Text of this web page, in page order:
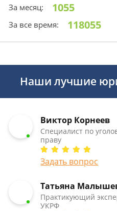
За месяц: 1055
За все время: 118055
Наши лучшие
Виктор Корнеев
Cпециалист по
праву
Задать вопрос
Татьяна
Практикующий
УКРФ